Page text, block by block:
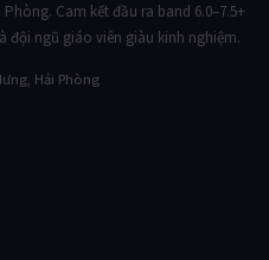
Cam kết đầu ra band 6.0–7.5+
đội ngũ giáo viên giàu kinh nghiệm.
Hải Phòng